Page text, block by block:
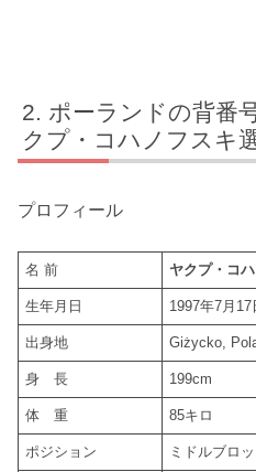
ポーランドの背番
クプ・コハノフスキ
プロフィール
名 前 ヤクプ・コ
生年月日 1997年7月
出身地 Giżycko,
身 長 199cm
体 重 85キロ
ポジション ミドルブロ